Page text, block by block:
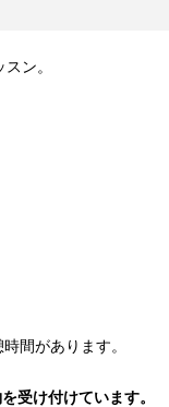
ン。
間があります。
受け付けています。